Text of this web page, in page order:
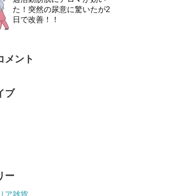
た！突然の尿意に驚いたが2
日で改善！！
メント
ブ
ー